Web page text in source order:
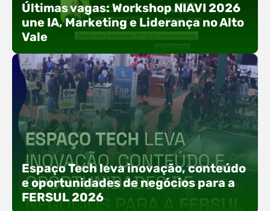
Últimas vagas: Workshop NIAVI 2026
une IA, Marketing e Liderança no Alto
Vale
Com o objetivo de impulsionar a produtividade, a
presença digital e a gestão nas empresas do
Alto Vale, o Núcleo de Tecnologia da Informação
(NIAVI), Polo ACATE-ACIRS, realiza a edição
2026 do Workshop NIAVI. O evento foi
Espaço Tech leva inovação, conteúdo
e oportunidades de negócios para a
FERSUL 2026